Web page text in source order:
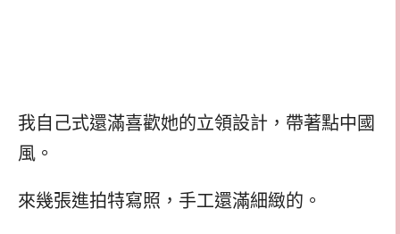
我自己式還滿喜歡她的立領設計，帶著點中國
風。
來幾張進拍特寫照，手工還滿細緻的。